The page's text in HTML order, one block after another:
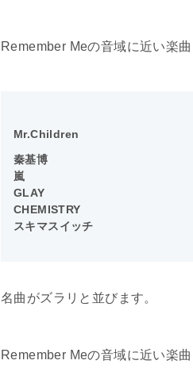
Remember Meの音域に近い楽
Mr.Children
秦基博
嵐
GLAY
CHEMISTRY
スキマスイッチ
名曲がズラリと並びます。
Remember Meの音域に近い楽